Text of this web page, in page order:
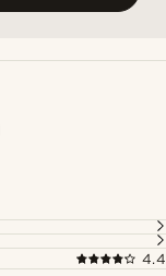
4.4